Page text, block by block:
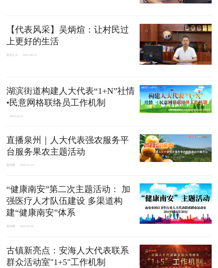
【代表风采】吴炳煊：让村民过
上更好的生活
泉州人大 2021-08-15
湖滨街道构建人大代表“1+N”社情
•民意网格联络员工作机制
2019-12-17
直播泉州｜人大代表强农服务平
台服务果农主题活动
泉州网 2019-11-14
“健康南安”第二次主题活动： 加
强医疗人才队伍建设 多渠道构
建“健康南安”体系
泉州网 2019-10-30
古镇新亮点：安海人大代表联系
群众活动室"1+5"工作机制